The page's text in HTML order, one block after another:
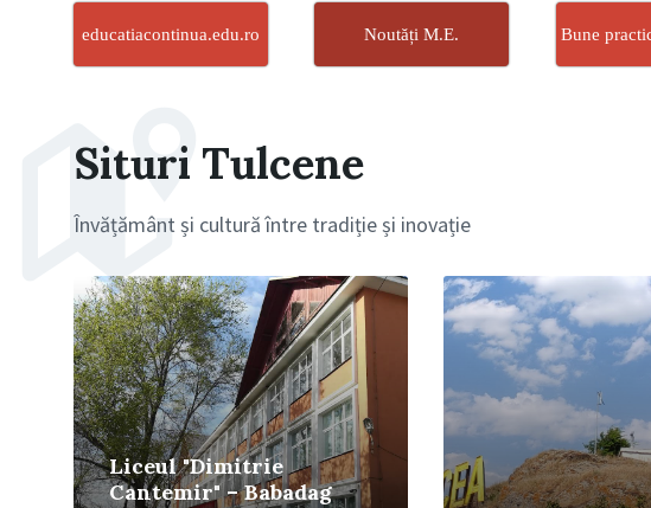
educatiacontinua.edu.ro Noutăți M.E. Bune
Situri Tulcene
Învățământ și cultură între tradiție și inovație
Liceul "Dimitrie
Cantemir" – Babadag
More More